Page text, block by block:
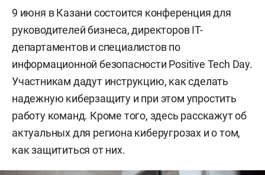
9 июня в Казани состоится конференция для
руководителей бизнеса, директоров IT-
департаментов и специалистов по
информационной безопасности Positive Tech Day.
Участникам дадут инструкцию, как сделать
надежную киберзащиту и при этом упростить
работу команд. Кроме того, здесь расскажут об
актуальных для региона киберугрозах и о том,
как защититься от них.